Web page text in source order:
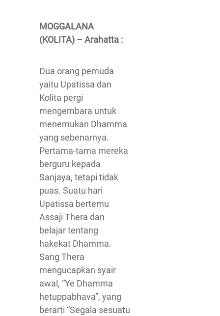
MOGGALANA
(KOLITA) – Arahatta :
Dua orang pemuda
yaitu Upatissa dan
Kolita pergi
mengembara untuk
menemukan Dhamma
yang sebenarnya.
Pertama-tama mereka
berguru kepada
Sanjaya, tetapi tidak
puas. Suatu hari
Upatissa bertemu
Assaji Thera dan
belajar tentang
hakekat Dhamma.
Sang Thera
mengucapkan syair
awal, “Ye Dhamma
hetuppabhava”, yang
berarti “Segala sesuatu